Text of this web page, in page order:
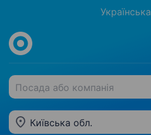
Українська
Посада або компанія
Київська обл.